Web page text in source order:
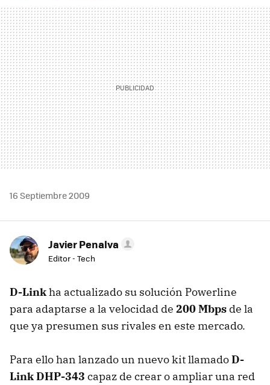
MAIL
16 Septiembre 2009
Javier Penalva
Editor - Tech
D-Linkha actualizado su solución Powerline
para adaptarse a la velocidad de 200 Mbps de la
que ya presumen sus rivales en este mercado.
Para ello han lanzado un nuevo kit llamadoD-
Link DHP-343 capaz de crear o ampliar una red